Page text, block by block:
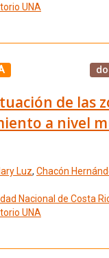
UNA
de las
a nivel
Luz, Chacón
Nacional de Costa
UNA